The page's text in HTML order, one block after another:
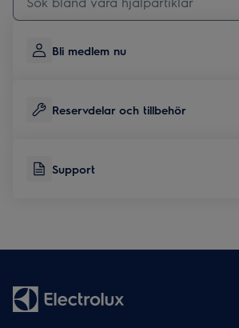
Bli medlem nu
Reservdelar och tillbehör
Support